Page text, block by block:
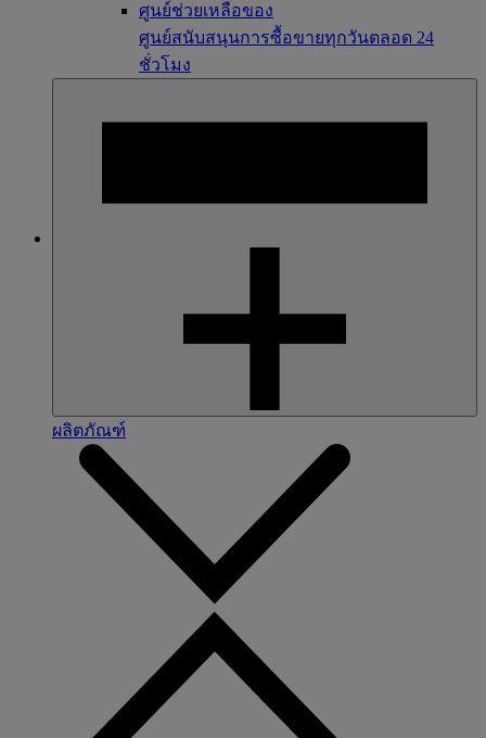
ศูนย์ช่วยเหลือของ
ศูนย์สนับสนุนการซื้อขายทุกวันตลอด 24
ชั่วโมง
ผลิตภัณฑ์